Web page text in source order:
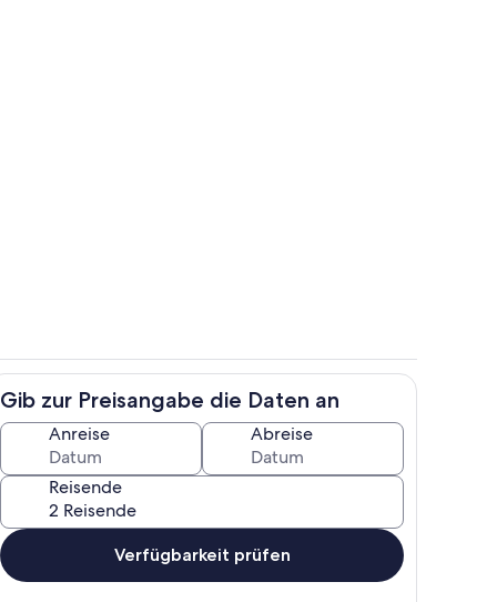
"Gala" Wohnraum "Gala"
Gib zur Preisangabe die Daten an
Anreise Abreise
Reisende
Verfügbarkeit prüfen